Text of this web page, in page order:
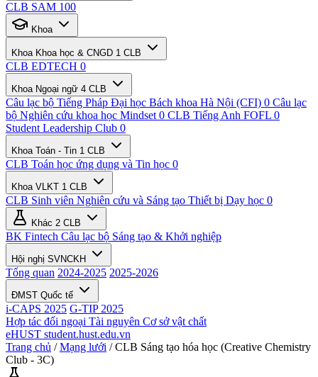
CLB SAM 100
Khoa
Khoa Khoa học & CNGD 1 CLB
CLB EDTECH 0
Khoa Ngoại ngữ 4 CLB
Câu lạc bộ Tiếng Pháp Đại học Bách khoa Hà Nội (CFI) 0 Câu lạc
bộ Nghiên cứu khoa học Mindset 0 CLB Tiếng Anh FOFL 0
Student Leadership Club 0
Khoa Toán - Tin 1 CLB
CLB Toán học ứng dụng và Tin học 0
Khoa VLKT 1 CLB
CLB Sinh viên Nghiên cứu và Sáng tạo Thiết bị Dạy học 0
Khác 2 CLB
BK Fintech Câu lạc bộ Sáng tạo & Khởi nghiệp
Hội nghị SVNCKH
Tổng quan 2024-2025 2025-2026
ĐMST Quốc tế
i-CAPS 2025 G-TIP 2025
Hợp tác đối ngoại Tài nguyên Cơ sở vật chất
eHUST student.hust.edu.vn
Trang chủ / Mạng lưới / CLB Sáng tạo hóa học (Creative Chemistry
Club - 3C)